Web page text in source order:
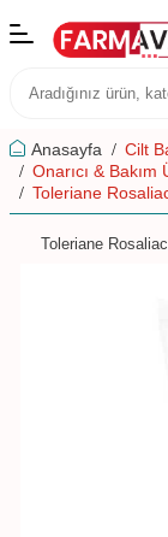
Anasayfa Cilt
Onarıcı & Bakım
Toleriane
Toleriane